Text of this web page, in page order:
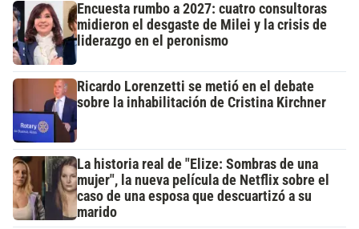
Encuesta rumbo a 2027: cuatro consultoras
midieron el desgaste de Milei y la crisis de
liderazgo en el peronismo
Ricardo Lorenzetti se metió en el debate
sobre la inhabilitación de Cristina Kirchner
La historia real de "Elize: Sombras de una
mujer", la nueva película de Netflix sobre el
caso de una esposa que descuartizó a su
marido